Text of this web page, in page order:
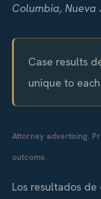
Columbia, Nueva
Case results
unique to
Attorney advertising.
outcome.
Los resultados